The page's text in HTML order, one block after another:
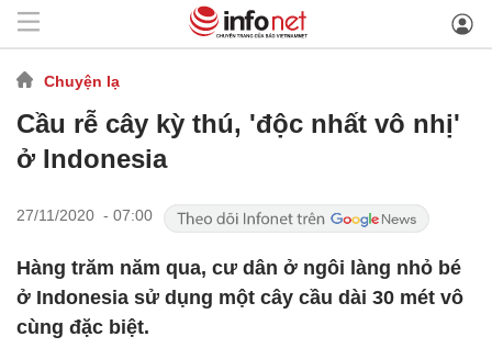
Chuyện lạ
Cầu rễ cây kỳ thú, 'độc nhất vô nhị'
ở Indonesia
27/11/2020 - 07:00
Hàng trăm năm qua, cư dân ở ngôi làng nhỏ bé
ở Indonesia sử dụng một cây cầu dài 30 mét vô
cùng đặc biệt.